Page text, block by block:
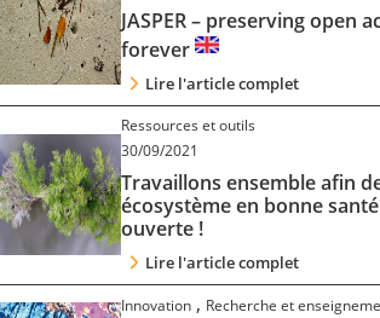
Nous suivreJASPER – preserving open
forever
Lire l'article complet
Ressources et outils
30/09/2021
Travaillons ensemble afin
écosystème en bonne
ouverte !
Lire l'article complet
Innovation , Recherche et